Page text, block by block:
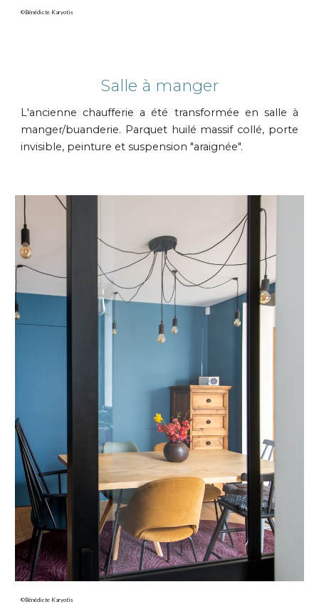
©Bénédicte Karyotis
Salle à manger
L'ancienne chaufferie a été transformée en salle à
manger/buanderie. Parquet huilé massif collé, porte
invisible, peinture et suspension "araignée".
©Bénédicte Karyotis